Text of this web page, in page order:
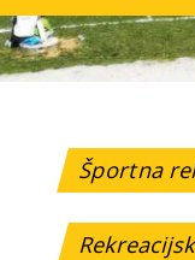
Športna